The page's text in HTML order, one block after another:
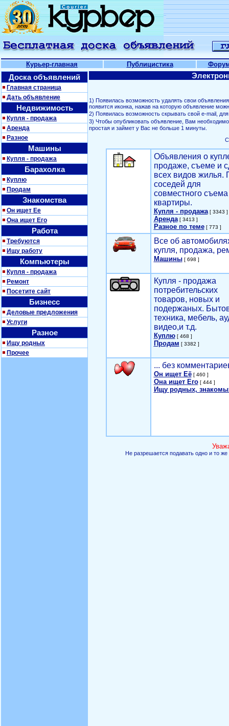
Курьер-главная Публицистика
Доска объявлений
Главная страница
Дать объявление
Недвижимость
Купля - продажа
Аренда
Разное
Машины
Купля - продажа
Барахолка
Куплю
Продам
Знакомства
Он ищет Ее
Она ищет Его
Работа
Требуются
Ищу работу
Компьютеры
Купля - продажа
Ремонт
Посетите сайт
Бизнесс
Деловые предложения
Услуги
Разное
Ищу родных
Прочее
1) Появилась возможность удалять свои
появится иконка, нажав на которую объявление
2) Появилась возможность скрывать свой е-mail,
3) Чтобы опубликовать объявление, Вам
простая и займет у Вас не больше 1 минуты.
Объявления о
продаже, съеме и
всех видов жилья.
соседей для
совместного съема
квартиры.
Купля - продажа[ 3343 ]
Аренда[ 3413 ]
Разное по теме[ 773 ]
Все об
купля, продажа,
Машины[ 698 ]
Купля - продажа
потребительских
товаров, новых и
подержаных.
техника, мебель,
видео,и т.д.
Куплю[ 468 ]
Продам [ 3382 ]
... без
Он ищет Её[ 460 ]
Она ищет Его[ 444 ]
Ищу родных,
Не разрешается подавать одно и то